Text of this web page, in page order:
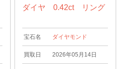
ダイヤ 0.42ct リング
宝石名 ダイヤモンド
買取日 2026年05月14日